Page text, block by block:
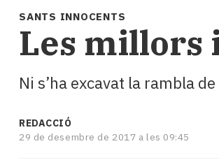
i
Cultura
Esports
Mai
tant!
i
mitjans
SANTS INNOCENTS
Les millors
Ni s’ha excavat la rambla
REDACCIÓ
29 de desembre de 2017 a les 09:45